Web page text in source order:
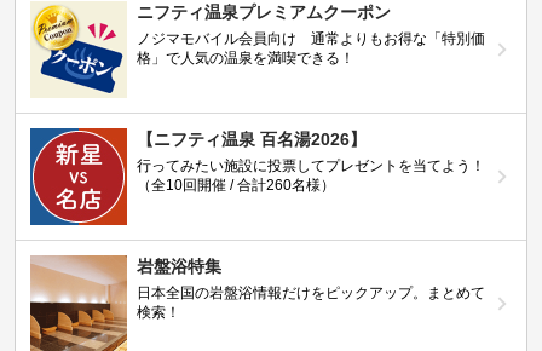
ニフティ温泉プレミアムクーポン
ノジマモバイル会員向け 通常よりもお得な「特別価
格」で人気の温泉を満喫できる！
【ニフティ温泉 百名湯2026】
行ってみたい施設に投票してプレゼントを当てよう！
（全10回開催 / 合計260名様）
岩盤浴特集
日本全国の岩盤浴情報だけをピックアップ。まとめて
検索！